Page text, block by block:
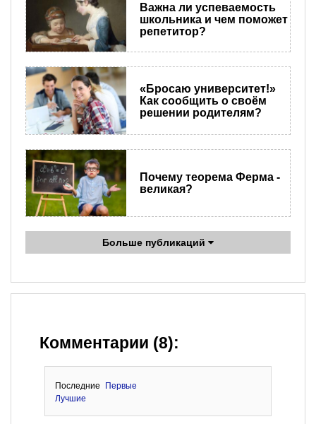
Важна ли успеваемость
школьника и чем поможет
репетитор?
«Бросаю университет!»
Как сообщить о своём
решении родителям?
Почему теорема Ферма -
великая?
Больше публикаций
Комментарии (8):
Последние
Первые
Лучшие